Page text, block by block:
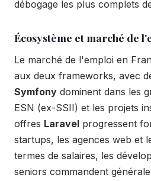
débogage les plus complets
Écosystème et marché de
Le marché de l'emploi en
aux deux frameworks, avec
Symfony dominent dans les
ESN (ex-SSII) et les projets
offres Laravel progressent
startups, les agences web et
termes de salaires, les
seniors commandent